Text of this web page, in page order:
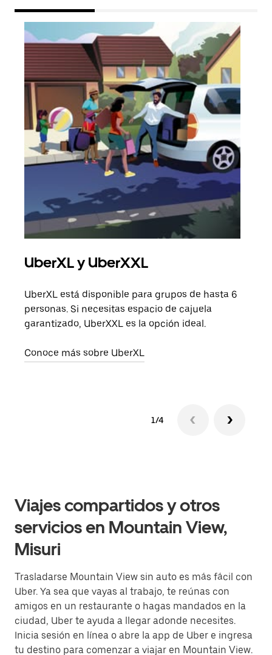
UberXL y UberXXL
UberXL está disponible para grupos de hasta 6
personas. Si necesitas espacio de cajuela
garantizado, UberXXL es la opción ideal.
Conoce más sobre UberXL
1/4
Viajes compartidos y otros
servicios en Mountain View,
Misuri
Trasladarse Mountain View sin auto es más fácil con
Uber. Ya sea que vayas al trabajo, te reúnas con
amigos en un restaurante o hagas mandados en la
ciudad, Uber te ayuda a llegar adonde necesites.
Inicia sesión en línea o abre la app de Uber e ingresa
tu destino para comenzar a viajar en Mountain View.